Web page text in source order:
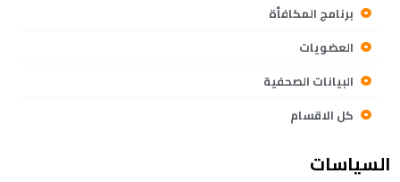
برنامج المكافأة
العضويات
البيانات الصحفية
كل الاقسام
السياسات